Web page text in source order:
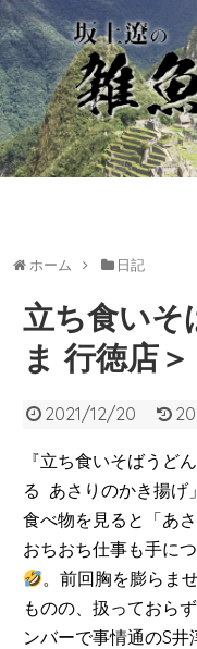
ホーム 日記
立ち食い
ま 行徳店＞
2021/12/20
『立ち食いそばうど
る あさりのかき揚げ
食べ物を見ると「あ
おちおち仕事も手に
。前回胸を膨らま
ものの、扱っておら
ンバーで事情通のS